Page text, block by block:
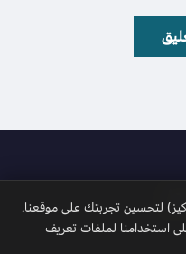
لتحسين تجربتك على موقعنا.
استخدامنا لملفات تعريف